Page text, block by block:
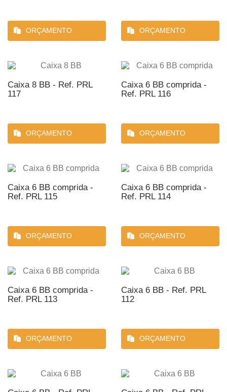
ORÇAMENTO ORÇAMENTO
Caixa 8 BB - Ref. PRL
117
ORÇAMENTO
Caixa 6 BB comprida -
Ref. PRL 116
ORÇAMENTO
Caixa 6 BB comprida -
Ref. PRL 115
ORÇAMENTO
Caixa 6 BB comprida -
Ref. PRL 114
ORÇAMENTO
Caixa 6 BB comprida -
Ref. PRL 113
ORÇAMENTO
Caixa 6 BB - Ref. PRL
112
ORÇAMENTO